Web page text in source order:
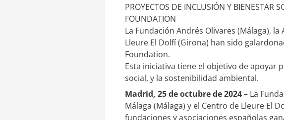
n
k
e
d
I
n
m
p
a
r
t
i
r
PROYECTOS DE INCLUSIÓN Y BIENESTAR
FOUNDATION
La Fundación Andrés Olivares (Málaga),
Lleure El Dolfí (Girona) han sido
Foundation.
Esta iniciativa tiene el objetivo de apoyar
social, y la sostenibilidad ambiental.
Madrid, 25 de octubre de 2024– La
Málaga (Málaga) y el Centro de Lleure El
fundaciones y asociaciones españolas